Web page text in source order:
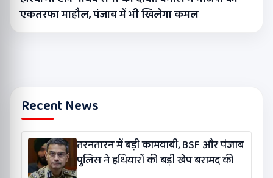
एकतरफा माहौल, पंजाब में भी खिलेगा कमल
Recent News
तरनतारन में बड़ी कामयाबी, BSF और पंजाब
पुलिस ने हथियारों की बड़ी खेप बरामद की